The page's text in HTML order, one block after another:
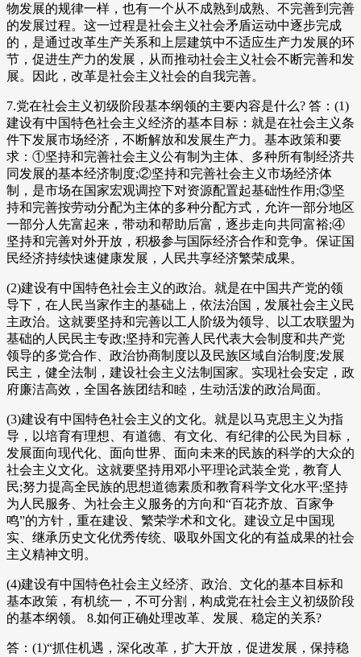
物发展的规律一样，也有一个从不成熟到成熟、不完善到完善
的发展过程。这一过程是社会主义社会矛盾运动中逐步完成
的，是通过改革生产关系和上层建筑中不适应生产力发展的环
节，促进生产力的发展，从而推动社会主义社会不断完善和发
展。因此，改革是社会主义社会的自我完善。
7.党在社会主义初级阶段基本纲领的主要内容是什么? 答：(1)
建设有中国特色社会主义经济的基本目标：就是在社会主义条
件下发展市场经济，不断解放和发展生产力。基本政策和要
求：①坚持和完善社会主义公有制为主体、多种所有制经济共
同发展的基本经济制度;②坚持和完善社会主义市场经济体
制，是市场在国家宏观调控下对资源配置起基础性作用;③坚
持和完善按劳动分配为主体的多种分配方式，允许一部分地区
一部分人先富起来，带动和帮助后富，逐步走向共同富裕;④
坚持和完善对外开放，积极参与国际经济合作和竞争。保证国
民经济持续快速健康发展，人民共享经济繁荣成果。
(2)建设有中国特色社会主义的政治。就是在中国共产党的领
导下，在人民当家作主的基础上，依法治国，发展社会主义民
主政治。这就要坚持和完善以工人阶级为领导、以工农联盟为
基础的人民民主专政;坚持和完善人民代表大会制度和共产党
领导的多党合作、政治协商制度以及民族区域自治制度;发展
民主，健全法制，建设社会主义法制国家。实现社会安定，政
府廉洁高效，全国各族团结和睦，生动活泼的政治局面。
(3)建设有中国特色社会主义的文化。就是以马克思主义为指
导，以培育有理想、有道德、有文化、有纪律的公民为目标，
发展面向现代化、面向世界、面向未来的民族的科学的大众的
社会主义文化。这就要坚持用邓小平理论武装全党，教育人
民;努力提高全民族的思想道德素质和教育科学文化水平;坚持
为人民服务、为社会主义服务的方向和“百花齐放、百家争
鸣”的方针，重在建设、繁荣学术和文化。建设立足中国现
实、继承历史文化优秀传统、吸取外国文化的有益成果的社会
主义精神文明。
(4)建设有中国特色社会主义经济、政治、文化的基本目标和
基本政策，有机统一，不可分割，构成党在社会主义初级阶段
的基本纲领。 8.如何正确处理改革、发展、稳定的关系?
答：(1)“抓住机遇，深化改革，扩大开放，促进发展，保持稳